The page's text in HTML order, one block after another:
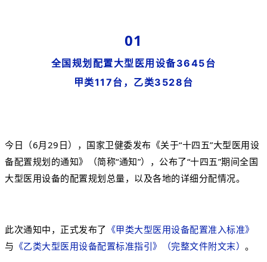
01
全国规划配置大型医用设备3645台
甲类117台，乙类3528台
今日（6月29日），国家卫健委发布《关于“十四五”大型医用设
备配置规划的通知》（简称“通知”），公布了“十四五”期间全国
大型医用设备的配置规划总量，以及各地的详细分配情况。
此次通知中，正式发布了 《甲类大型医用设备配置准入标准》
与 《乙类大型医用设备配置标准指引》 （完整文件附文末） 。